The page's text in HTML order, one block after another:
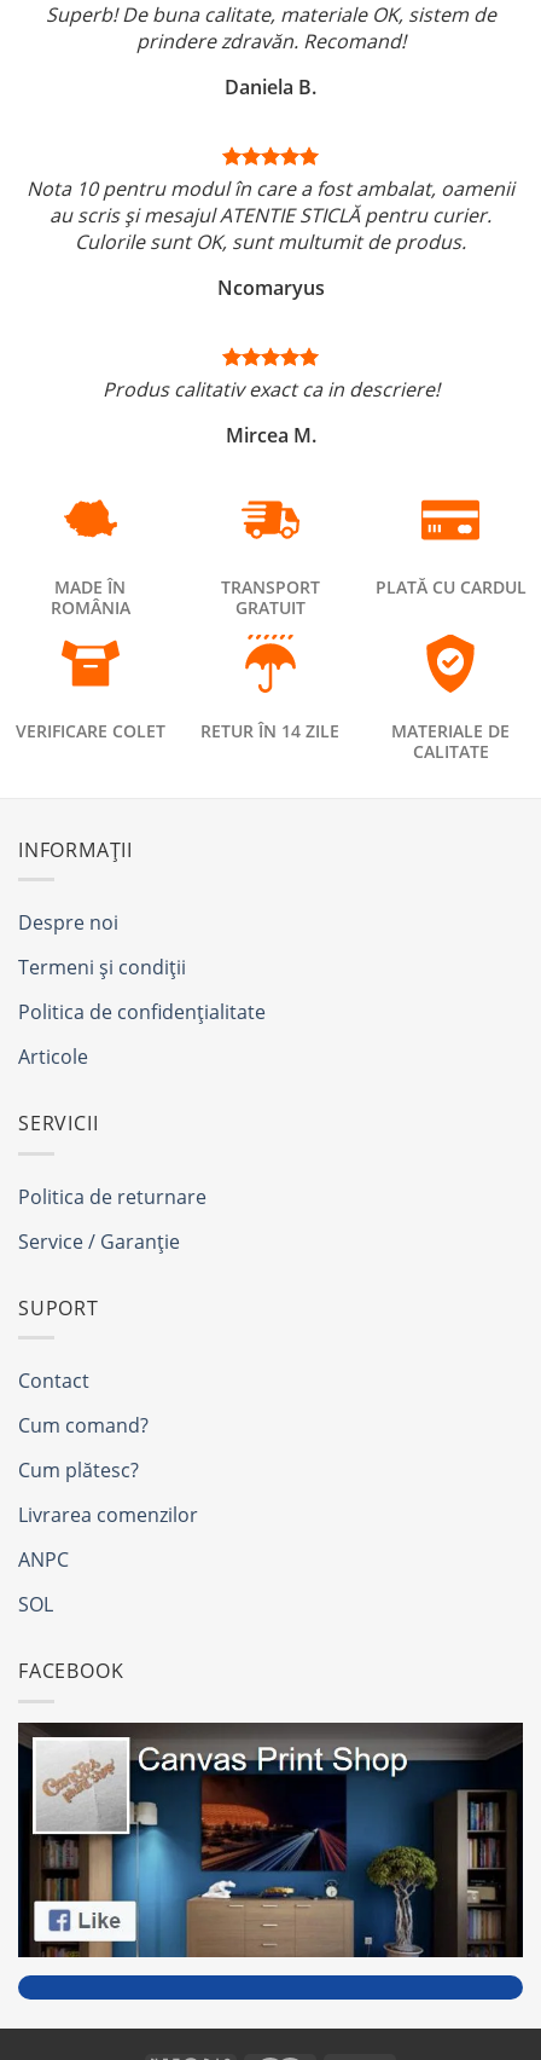
Superb! De buna calitate, materiale OK, sistem de
prindere zdravăn. Recomand!
Daniela B.
Nota 10 pentru modul în care a fost ambalat, oamenii
au scris și mesajul ATENTIE STICLĂ pentru curier.
Culorile sunt OK, sunt multumit de produs.
Ncomaryus
Produs calitativ exact ca in descriere!
Mircea M.
MADE ÎN
ROMÂNIA
TRANSPORT
GRATUIT
PLATĂ CU CARDUL
VERIFICARE COLET RETUR ÎN 14 ZILE
MATERIALE DE
CALITATE
INFORMAȚII
Despre noi
Termeni și condiții
Politica de confidențialitate
Articole
SERVICII
Politica de returnare
Service / Garanție
SUPORT
Contact
Cum comand?
Cum plătesc?
Livrarea comenzilor
ANPC
SOL
FACEBOOK